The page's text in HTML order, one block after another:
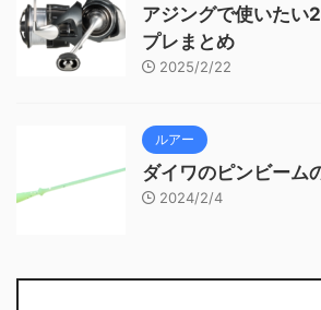
アジングで使いたい
プレまとめ
2025/2/22
ルアー
ダイワのピンビーム
2024/2/4